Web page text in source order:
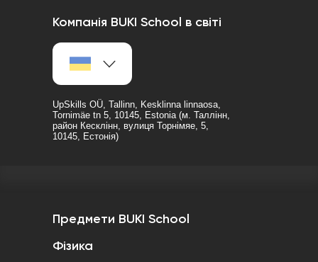
Компанія BUKI School в світі
UpSkills OÜ, Tallinn, Kesklinna linnaosa,
Tornimäe tn 5, 10145, Estonia (м. Таллінн,
район Кесклінн, вулиця Торнімяе, 5,
10145, Естонія)
Предмети BUKI School
Фізика